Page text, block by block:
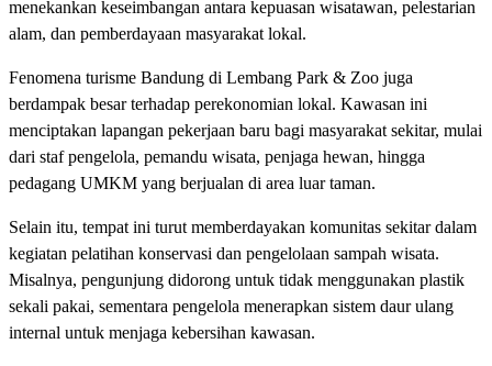
menekankan keseimbangan antara kepuasan wisatawan, pelestarian
alam, dan pemberdayaan masyarakat lokal.
Fenomena turisme Bandung di Lembang Park & Zoo juga
berdampak besar terhadap perekonomian lokal. Kawasan ini
menciptakan lapangan pekerjaan baru bagi masyarakat sekitar, mulai
dari staf pengelola, pemandu wisata, penjaga hewan, hingga
pedagang UMKM yang berjualan di area luar taman.
Selain itu, tempat ini turut memberdayakan komunitas sekitar dalam
kegiatan pelatihan konservasi dan pengelolaan sampah wisata.
Misalnya, pengunjung didorong untuk tidak menggunakan plastik
sekali pakai, sementara pengelola menerapkan sistem daur ulang
internal untuk menjaga kebersihan kawasan.